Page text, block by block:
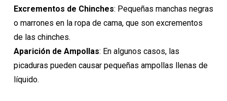
Excrementos de Chinches: Pequeñas manchas negras
o marrones en la ropa de cama, que son excrementos
de las chinches.
Aparición de Ampollas: En algunos casos, las
picaduras pueden causar pequeñas ampollas llenas de
líquido.